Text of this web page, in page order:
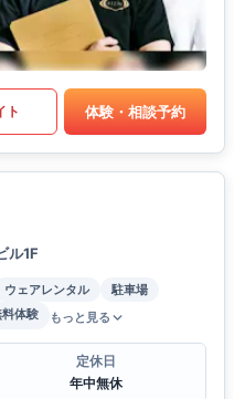
ト 体験・相談予約
ル1F
ウェアレンタル
駐車場
体験 もっと見る
定休日
年中無休